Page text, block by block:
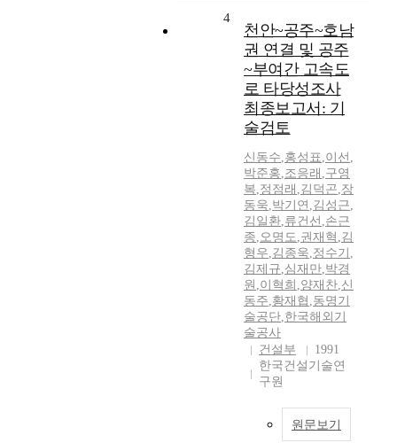
4
천안~공주~호남
권 연결 및 공주
~부여간 고속도
로 타당성조사
최종보고서: 기
술검토
신동수,홍성표,이선 ,
박준홍,조응래 ,구영
복,정점래 ,김덕곤,장
동욱,박기연 ,김성근,
김일환,류건선 ,손근
종,오명도,권재혁 ,김
형우,김종욱,정수기 ,
김제규,심재만,박경
원 ,이혁희 ,양재찬,신
동주,황재협 ,동명기
술공단,한국해외기
술공사
건설부
1991
한국건설기술연
구원
원문보기